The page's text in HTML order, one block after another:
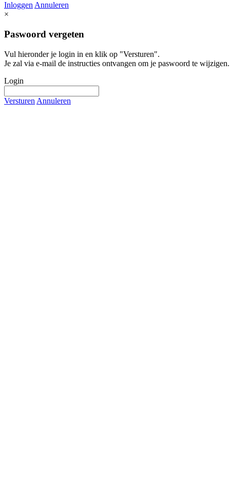
Inloggen Annuleren
×
Paswoord vergeten
Vul hieronder je login in en klik op "Versturen".
Je zal via e-mail de instructies ontvangen om je paswoord te wijzigen.
Login
Versturen Annuleren